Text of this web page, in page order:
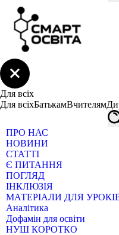
Для всіх
Для всіхБатькамВчителям
ПРО НАС
НОВИНИ
СТАТТІ
Є ПИТАННЯ
ПОГЛЯД
ІНКЛЮЗІЯ
МАТЕРІАЛИ ДЛЯ
Аналітика
Дофамін для освіти
НУШ КОРОТКО